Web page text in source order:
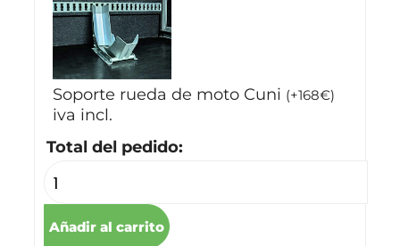
Soporte rueda de moto Cuni (+168€)
iva incl.
Total del pedido:
Añadir al carrito